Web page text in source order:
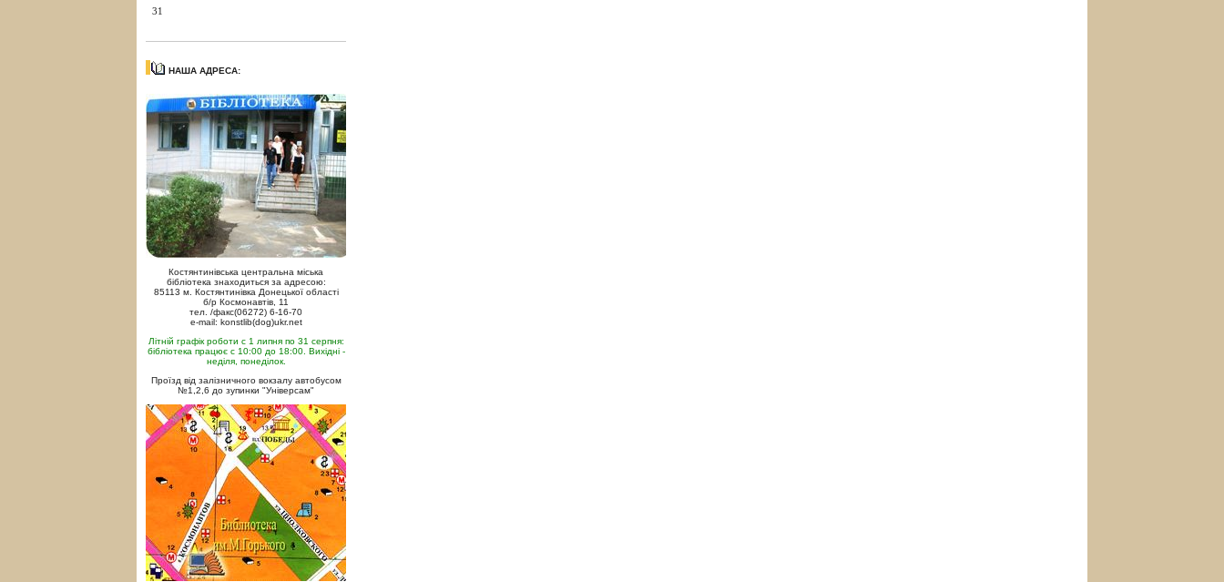
31
НАША АДРЕСА:
Костянтинівська центральна міська
бібліотека знаходиться за адресою:
85113 м. Костянтинівка Донецької області
б/р Космонавтів, 11
тел. /факс(06272) 6-16-70
e-mail: konstlib(dog)ukr.net
Літній графік роботи с 1 липня по 31 серпня:
бібліотека працює с 10:00 до 18:00. Вихідні -
неділя, понеділок.
Проїзд від залізничного вокзалу автобусом
№1,2,6 до зупинки "Універсам"